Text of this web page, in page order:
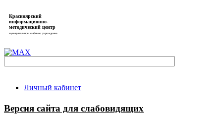
Красноярский
информационно-
методический центр
муниципальное казённое учреждение
Личный кабинет
Версия сайта для слабовидящих